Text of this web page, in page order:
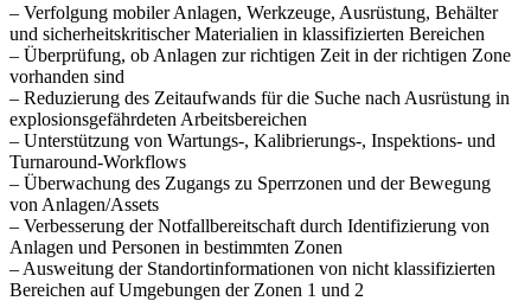
– Verfolgung mobiler Anlagen, Werkzeuge, Ausrüstung, Behälter
und sicherheitskritischer Materialien in klassifizierten Bereichen
– Überprüfung, ob Anlagen zur richtigen Zeit in der richtigen Zone
vorhanden sind
– Reduzierung des Zeitaufwands für die Suche nach Ausrüstung in
explosionsgefährdeten Arbeitsbereichen
– Unterstützung von Wartungs-, Kalibrierungs-, Inspektions- und
Turnaround-Workflows
– Überwachung des Zugangs zu Sperrzonen und der Bewegung
von Anlagen/Assets
– Verbesserung der Notfallbereitschaft durch Identifizierung von
Anlagen und Personen in bestimmten Zonen
– Ausweitung der Standortinformationen von nicht klassifizierten
Bereichen auf Umgebungen der Zonen 1 und 2